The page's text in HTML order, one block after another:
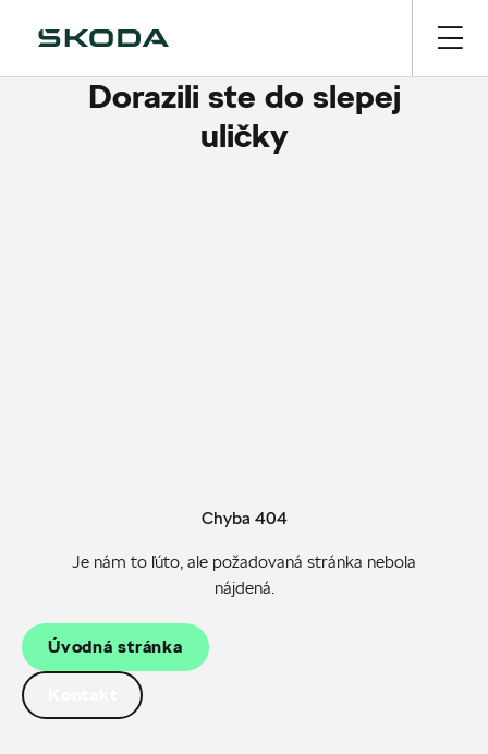
Dorazili ste do slepej
uličky
Chyba 404
Je nám to ľúto, ale požadovaná stránka nebola
nájdená.
Úvodná stránka